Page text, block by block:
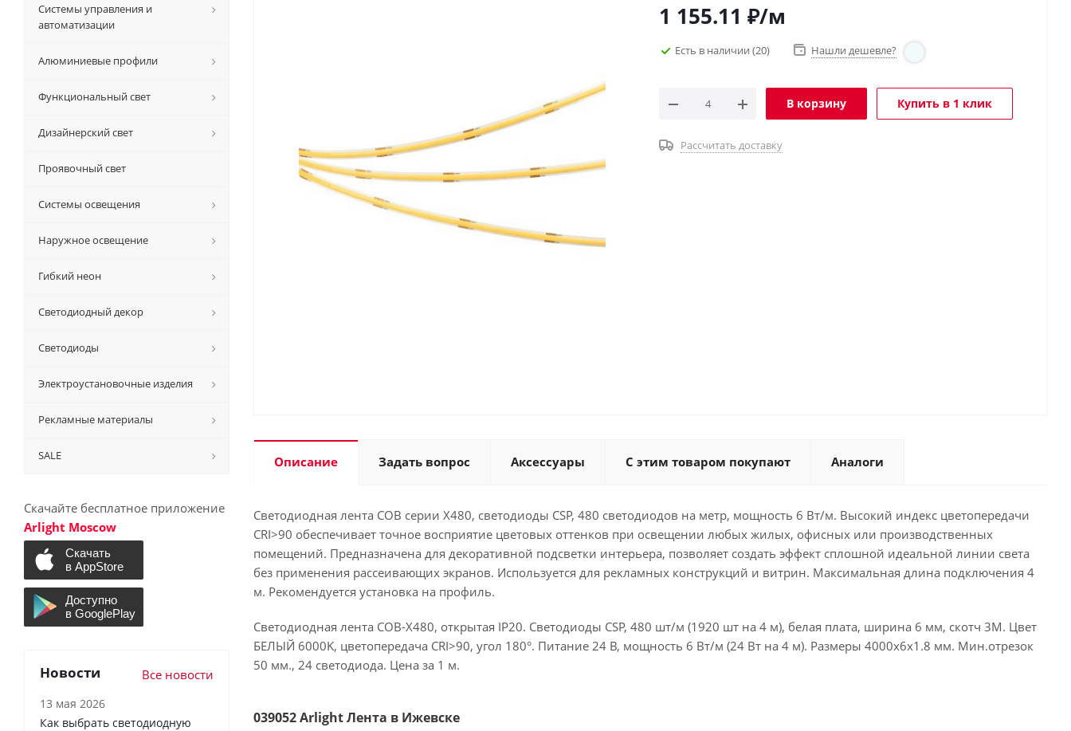
1 155.11 ₽/м
Есть в наличии (20) Нашли дешевле?
В корзину Купить в 1 клик
Рассчитать доставку
Описание Задать вопрос Аксессуары С этим товаром покупают Аналоги
Светодиодная лента COB серии X480, светодиоды CSP, 480 светодиодов на метр, мощность 6 Вт/м. Высокий индекс цветопередачи
CRI>90 обеспечивает точное восприятие цветовых оттенков при освещении любых жилых, офисных или производственных
помещений. Предназначена для декоративной подсветки интерьера, позволяет создать эффект сплошной идеальной линии света
без применения рассеивающих экранов. Используется для рекламных конструкций и витрин. Максимальная длина подключения 4
м. Рекомендуется установка на профиль.
Светодиодная лента COB-X480, открытая IP20. Светодиоды CSP, 480 шт/м (1920 шт на 4 м), белая плата, ширина 6 мм, скотч 3М. Цвет
БЕЛЫЙ 6000K, цветопередача CRI>90, угол 180°. Питание 24 В, мощность 6 Вт/м (24 Вт на 4 м). Размеры 4000х6х1.8 мм. Мин.отрезок
50 мм., 24 светодиода. Цена за 1 м.
039052 Arlight Лента в Ижевске
Системы управления и
автоматизации
Алюминиевые профили
Функциональный свет
Дизайнерский свет
Проявочный свет
Системы освещения
Наружное освещение
Гибкий неон
Светодиодный декор
Светодиоды
Электроустановочные изделия
Рекламные материалы
SALE
Скачайте бесплатное приложение
Arlight Moscow
Новости Все новости
13 мая 2026
Как выбрать светодиодную